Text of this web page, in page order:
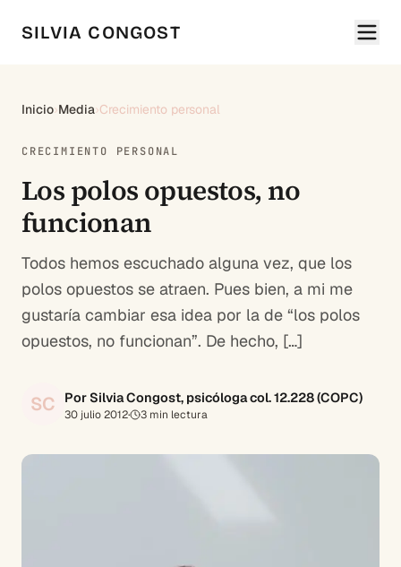
SILVIA CONGOST
Inicio›Media›Crecimiento personal
CRECIMIENTO PERSONAL
Los polos opuestos, no
funcionan
Todos hemos escuchado alguna vez, que los
polos opuestos se atraen. Pues bien, a mi me
gustaría cambiar esa idea por la de “los polos
opuestos, no funcionan”. De hecho, […]
SC Por Silvia Congost, psicóloga col. 12.228 (COPC)
30 julio 2012· 3 min lectura